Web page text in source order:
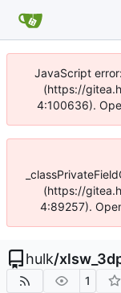
JavaScript
(https://
4:100636).
(https://
4:89257).
hulk/
1